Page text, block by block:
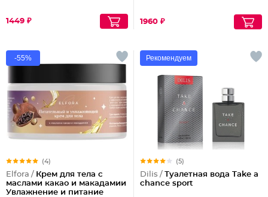
1449 ₽ 1960 ₽
-55%
(4)
Elfora / Крем для тела с
маслами какао и макадамии
Увлажнение и питание
Рекомендуем
(5)
Dilis / Туалетная вода Take a
chance sport